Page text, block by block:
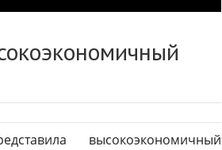
высокоэкономичный